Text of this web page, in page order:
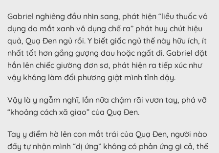
Gabriel nghiêng đầu nhìn sang, phát hiện “liều thuốc vô
dụng do mắt xanh vô dụng chế ra” phát huy chút hiệu
quả, Quạ Đen ngủ rồi. Y biết giấc ngủ thế này hữu ích, ít
nhất tốt hơn gắng gượng đau hoặc ngất đi. Gabriel đặt
hắn lên chiếc giường đơn sơ, phát hiện ra tiếp xúc như
vậy không làm đối phương giật mình tỉnh dậy.
Vậy là y ngẫm nghĩ, lần nữa chậm rãi vươn tay, phá vỡ
“khoảng cách xã giao” của Quạ Đen.
Tay y điểm hờ lên con mắt trái của Quạ Đen, người nào
đấy tự nhận mình “dị ứng” không có phản ứng gì cả, thế